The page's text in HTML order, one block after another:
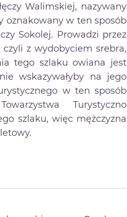
Walimskiej, nazywany
oznakowany w ten sposób
Sokolej. Prowadzi przez
z wydobyciem srebra,
tego szlaku owiana jest
wskazywałyby na jego
w ten sposób
Turystyczno
szlaku, więc mężczyzna